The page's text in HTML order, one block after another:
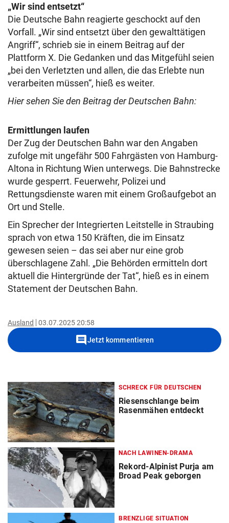
„Wir sind entsetzt“
Die Deutsche Bahn reagierte geschockt auf den
Vorfall. „Wir sind entsetzt über den gewalttätigen
Angriff“, schrieb sie in einem Beitrag auf der
Plattform X. Die Gedanken und das Mitgefühl seien
„bei den Verletzten und allen, die das Erlebte nun
verarbeiten müssen“, hieß es weiter.
Hier sehen Sie den Beitrag der Deutschen Bahn:
Ermittlungen laufen
Der Zug der Deutschen Bahn war den Angaben
zufolge mit ungefähr 500 Fahrgästen von Hamburg-
Altona in Richtung Wien unterwegs. Die Bahnstrecke
wurde gesperrt. Feuerwehr, Polizei und
Rettungsdienste waren mit einem Großaufgebot an
Ort und Stelle.
Ein Sprecher der Integrierten Leitstelle in Straubing
sprach von etwa 150 Kräften, die im Einsatz
gewesen seien – das sei aber nur eine grob
überschlagene Zahl. „Die Behörden ermitteln dort
aktuell die Hintergründe der Tat“, hieß es in einem
Statement der Deutschen Bahn.
Ausland 03.07.2025 20:58
commentJetzt kommentieren
SCHRECK FÜR DEUTSCHEN
Riesenschlange beim
Rasenmähen entdeckt
NACH LAWINEN-DRAMA
Rekord-Alpinist Purja am
Broad Peak geborgen
BRENZLIGE SITUATION